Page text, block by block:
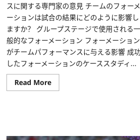
スに関する専門家の意見 チームのフォーメ
ーションは試合の結果にどのように影響し
ますか？ グループステージで使用される一
般的なフォーメーション フォーメーション
がチームパフォーマンスに与える影響 成
したフォーメーションのケーススタディ...
Read MoreRead
more
テ